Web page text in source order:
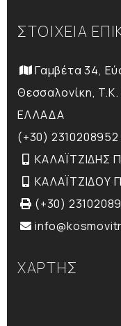
ΣΤΟΙΧΕΙΑ
Γαμβέτα 34,
Θεσσαλονίκη,
ΕΛΛΑΔΑ
(+30) 2310208952
ΚΑΛΑΪΤΖΙΔΗΣ
ΚΑΛΑΪΤΖΙΔΟΥ
(+30)
ΧΑΡΤΗΣ